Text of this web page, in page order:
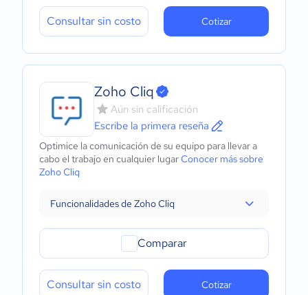
Consultar sin costo Cotizar
Zoho Cliq
Aún sin calificación
Escribe la primera reseña
Optimice la comunicación de su equipo para llevar a
cabo el trabajo en cualquier lugarConocer más sobre
Zoho Cliq
Funcionalidades de Zoho Cliq
Comparar
Consultar sin costo Cotizar